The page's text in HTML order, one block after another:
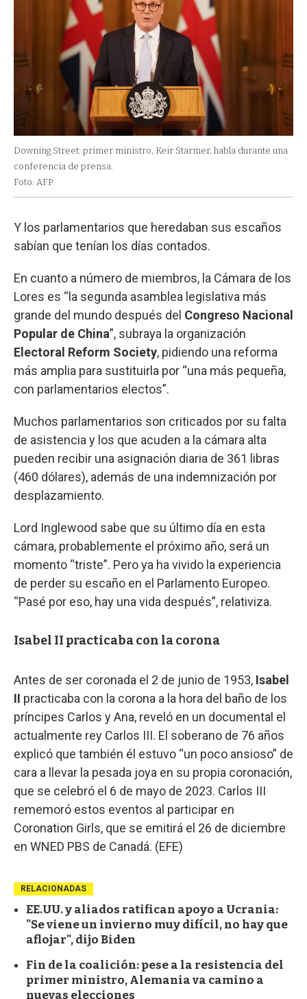
Downing Street: primer ministro, Keir Starmer, habla durante una
conferencia de prensa.
Foto: AFP
Y los parlamentarios que heredaban sus escaños
sabían que tenían los días contados.
En cuanto a número de miembros, la Cámara de los
Lores es “la segunda asamblea legislativa más
grande del mundo después del Congreso Nacional
Popular de China”, subraya la organización
Electoral Reform Society, pidiendo una reforma
más amplia para sustituirla por “una más pequeña,
con parlamentarios electos”.
Muchos parlamentarios son criticados por su falta
de asistencia y los que acuden a la cámara alta
pueden recibir una asignación diaria de 361 libras
(460 dólares), además de una indemnización por
desplazamiento.
Lord Inglewood sabe que su último día en esta
cámara, probablemente el próximo año, será un
momento “triste”. Pero ya ha vivido la experiencia
de perder su escaño en el Parlamento Europeo.
“Pasé por eso, hay una vida después”, relativiza.
Isabel II practicaba con la corona
Antes de ser coronada el 2 de junio de 1953, Isabel
II practicaba con la corona a la hora del baño de los
príncipes Carlos y Ana, reveló en un documental el
actualmente rey Carlos III. El soberano de 76 años
explicó que también él estuvo “un poco ansioso” de
cara a llevar la pesada joya en su propia coronación,
que se celebró el 6 de mayo de 2023. Carlos III
rememoró estos eventos al participar en
Coronation Girls, que se emitirá el 26 de diciembre
en WNED PBS de Canadá. (EFE)
RELACIONADAS
EE.UU. y aliados ratifican apoyo a Ucrania:
"Se viene un invierno muy difícil, no hay que
aflojar", dijo Biden
Fin de la coalición: pese a la resistencia del
primer ministro, Alemania va camino a
nuevas elecciones